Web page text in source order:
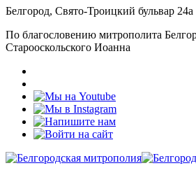
Белгород, Свято-Троицкий бульвар 24а
По благословению митрополита
Старооскольского Иоанна